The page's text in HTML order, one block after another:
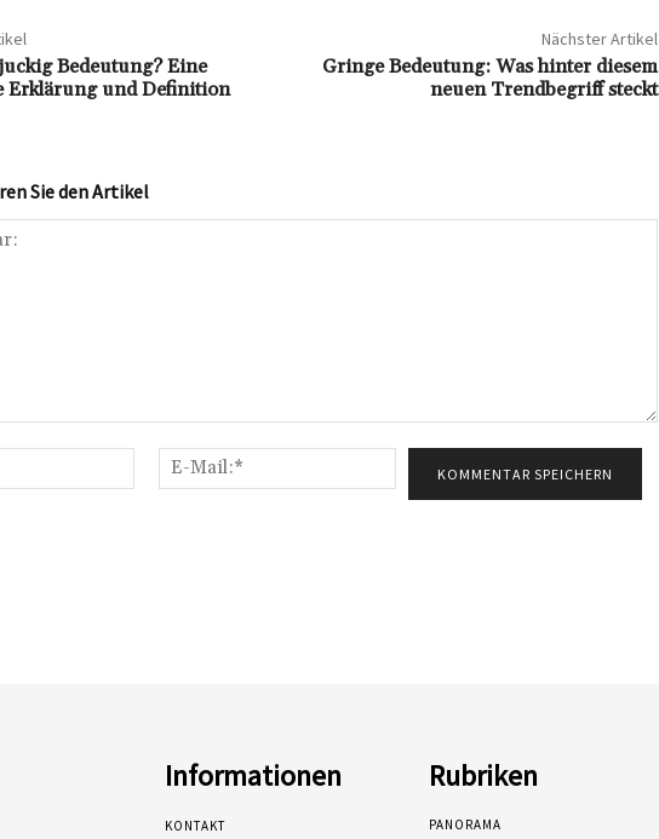
Bedeutung? Eine
Erklärung und Definition
Nächster Artikel
Gringe Bedeutung: Was hinter diesem
neuen Trendbegriff steckt
Sie den Artikel
Name:*
Mail:*
Informationen
KONTAKT
Rubriken
PANORAMA